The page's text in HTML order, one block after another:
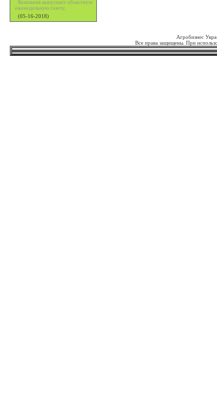
Компания выпускает областную
еженедельную газету,
(05-16-2018)
Агробизнес
Все права защищены. При